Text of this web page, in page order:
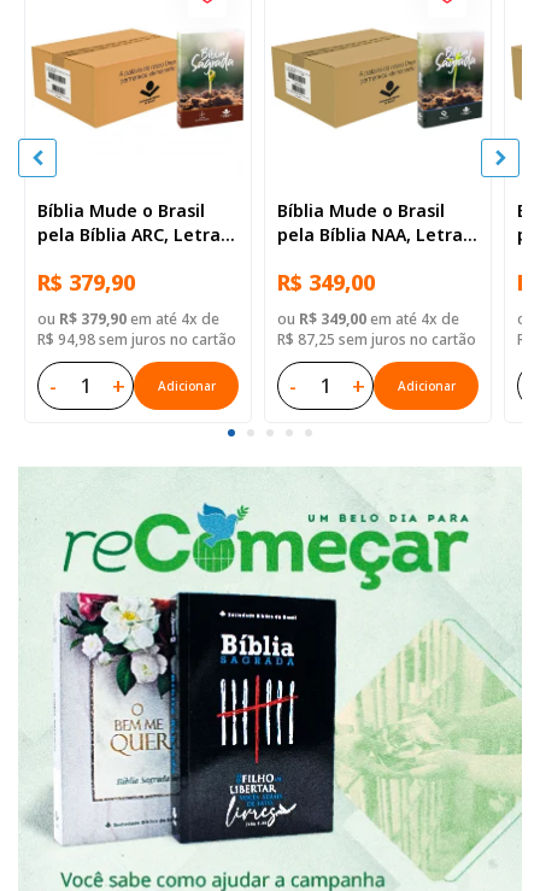
Bíblia Mude o Brasil
pela Bíblia ARC, Letra
— 52 Biblias
R$ 379,90
ou R$ 379,90em até 4x de
R$ 94,98 sem juros no cartão
- + Adicionar
Bíblia Mude o Brasil
pela Bíblia NAA, Letra
— Mude Brasil
R$ 349,00
ou R$ 349,00em até 4x de
R$ 87,25 sem juros no cartão
- + Adicionar
—
ou
R$